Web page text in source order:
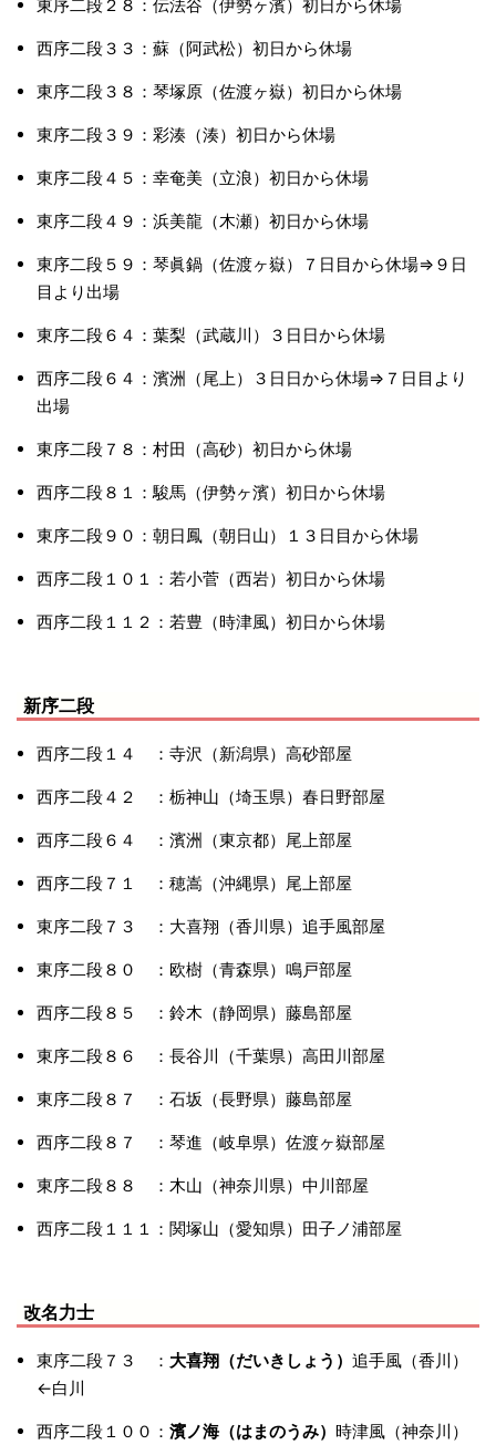
東序二段２８：伝法谷（伊勢ヶ濱）初日から休場
西序二段３３：蘇（阿武松）初日から休場
東序二段３８：琴塚原（佐渡ヶ嶽）初日から休場
東序二段３９：彩湊（湊）初日から休場
東序二段４５：幸奄美（立浪）初日から休場
東序二段４９：浜美龍（木瀬）初日から休場
東序二段５９：琴眞鍋（佐渡ヶ嶽）７日目から休場⇒９日
目より出場
東序二段６４：葉梨（武蔵川）３日日から休場
西序二段６４：濱洲（尾上）３日日から休場⇒７日目より
出場
東序二段７８：村田（高砂）初日から休場
西序二段８１：駿馬（伊勢ヶ濱）初日から休場
東序二段９０：朝日鳳（朝日山）１３日目から休場
西序二段１０１：若小菅（西岩）初日から休場
西序二段１１２：若豊（時津風）初日から休場
新序二段
西序二段１４ ：寺沢（新潟県）高砂部屋
西序二段４２ ：栃神山（埼玉県）春日野部屋
西序二段６４ ：濱洲（東京都）尾上部屋
西序二段７１ ：穂嵩（沖縄県）尾上部屋
東序二段７３ ：大喜翔（香川県）追手風部屋
東序二段８０ ：欧樹（青森県）鳴戸部屋
西序二段８５ ：鈴木（静岡県）藤島部屋
東序二段８６ ：長谷川（千葉県）高田川部屋
東序二段８７ ：石坂（長野県）藤島部屋
西序二段８７ ：琴進（岐阜県）佐渡ヶ嶽部屋
東序二段８８ ：木山（神奈川県）中川部屋
西序二段１１１：関塚山（愛知県）田子ノ浦部屋
改名力士
東序二段７３ ： 大喜翔（だいきしょう） 追手風（香川）
←白川
西序二段１００： 濱ノ海（はまのうみ） 時津風（神奈川）